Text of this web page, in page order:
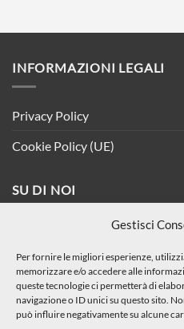
Gestisci
Per fornire le migliori esperienze,
memorizzare e/o accedere alle
queste tecnologie ci permetterà di
navigazione o ID unici su questo sito.
può influire negativamente su alcune
INFORMAZIONI LEGALI
Privacy Policy
Cookie Policy (UE)
SU DI NOI
Our Stores
CONDIZIONI DI VENDITA